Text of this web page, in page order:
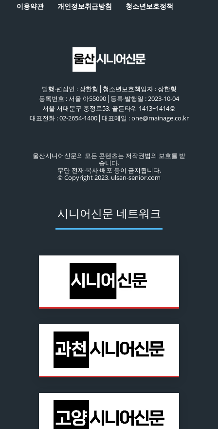
이용약관 개인정보취급방침 청소년보호정책
발행·편집인 : 장한형│청소년보호책임자 : 장한형
등록번호 : 서울 아55090│등록·발행일 : 2023-10-04
서울 서대문구 충정로53, 골든타워 1413~1414호
대표전화 : 02-2654-1400│대표메일 : one@mainage.co.kr
울산시니어신문의 모든 콘텐츠는 저작권법의 보호를 받
습니다.
무단 전재·복사·배포 등이 금지됩니다.
© Copyright 2023. ulsan-senior.com
시니어신문 네트워크